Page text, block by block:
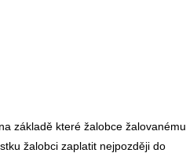
základě které žalobce žalovanému
žalobci zaplatit nejpozději do